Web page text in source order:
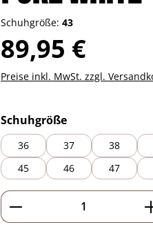
Schuhgröße: 43
Regulärer Preis:
89,95 €
Preise inkl. MwSt. zzgl.
Schuhgrößeauswählen
36 37 38
45
46 47
Produkt Anzahl: